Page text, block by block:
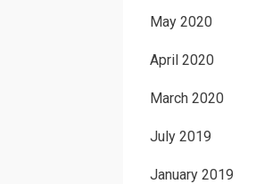
May 2020
April 2020
March 2020
July 2019
January 2019